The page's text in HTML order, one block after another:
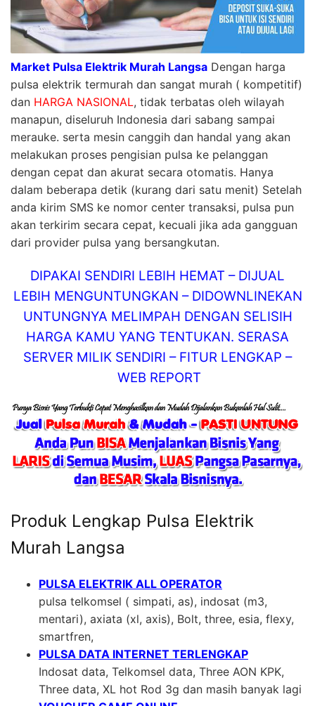
Market Pulsa Elektrik Murah Langsa Dengan harga
pulsa elektrik termurah dan sangat murah ( kompetitif)
dan HARGA NASIONAL, tidak terbatas oleh wilayah
manapun, diseluruh Indonesia dari sabang sampai
merauke. serta mesin canggih dan handal yang akan
melakukan proses pengisian pulsa ke pelanggan
dengan cepat dan akurat secara otomatis. Hanya
dalam beberapa detik (kurang dari satu menit) Setelah
anda kirim SMS ke nomor center transaksi, pulsa pun
akan terkirim secara cepat, kecuali jika ada gangguan
dari provider pulsa yang bersangkutan.
DIPAKAI SENDIRI LEBIH HEMAT – DIJUAL
LEBIH MENGUNTUNGKAN – DIDOWNLINEKAN
UNTUNGNYA MELIMPAH DENGAN SELISIH
HARGA KAMU YANG TENTUKAN. SERASA
SERVER MILIK SENDIRI – FITUR LENGKAP –
WEB REPORT
Produk Lengkap Pulsa Elektrik
Murah Langsa
PULSA ELEKTRIK ALL OPERATOR
pulsa telkomsel ( simpati, as), indosat (m3,
mentari), axiata (xl, axis), Bolt, three, esia, flexy,
smartfren,
PULSA DATA INTERNET TERLENGKAP
Indosat data, Telkomsel data, Three AON KPK,
Three data, XL hot Rod 3g dan masih banyak lagi